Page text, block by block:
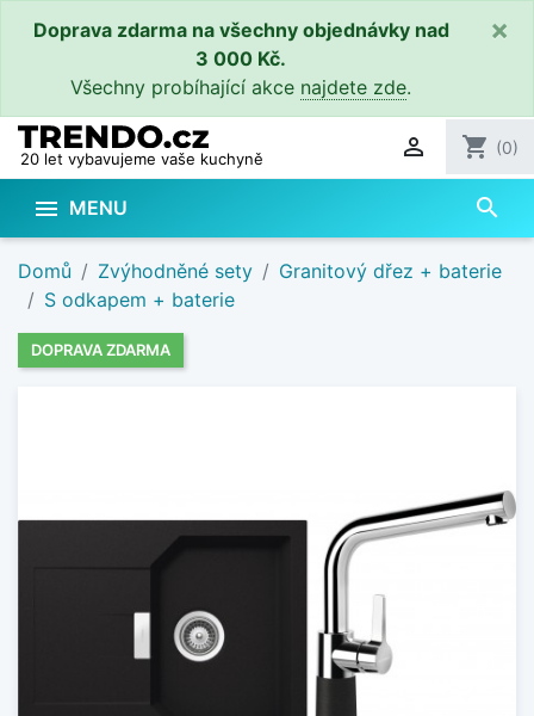
Doprava zdarma na všechny objednávky nad
3 000 Kč.
Všechny probíhající akce najdete zde.
×
20 let vybavujeme vaše kuchyně  shopping_cart (0)
 MENU search
Domů Zvýhodněné sety
Granitový dřez + baterie
S odkapem + baterie
DOPRAVA ZDARMA